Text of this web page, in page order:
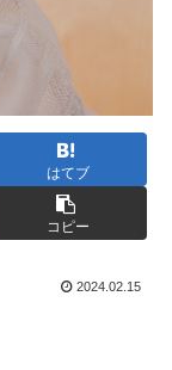
はてブ
コピー
2024.02.15